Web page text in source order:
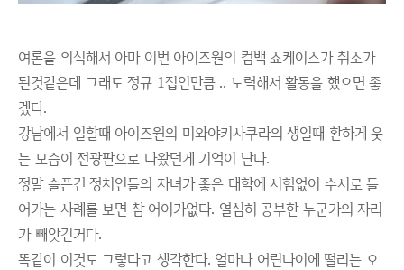
여론을 의식해서 아마 이번 아이즈원의 컴백 쇼케이스가 취소가
된것같은데 그래도 정규 1집인만큼 .. 노력해서 활동을 했으면 좋
겠다.
강남에서 일할때 아이즈원의 미와야키사쿠라의 생일때 환하게 웃
는 모습이 전광판으로 나왔던게 기억이 난다.
정말 슬픈건 정치인들의 자녀가 좋은 대학에 시험없이 수시로 들
어가는 사례를 보면 참 어이가없다. 열심히 공부한 누군가의 자리
가 빼앗긴거다.
똑같이 이것도 그렇다고 생각한다. 얼마나 어린나이에 떨리는 오